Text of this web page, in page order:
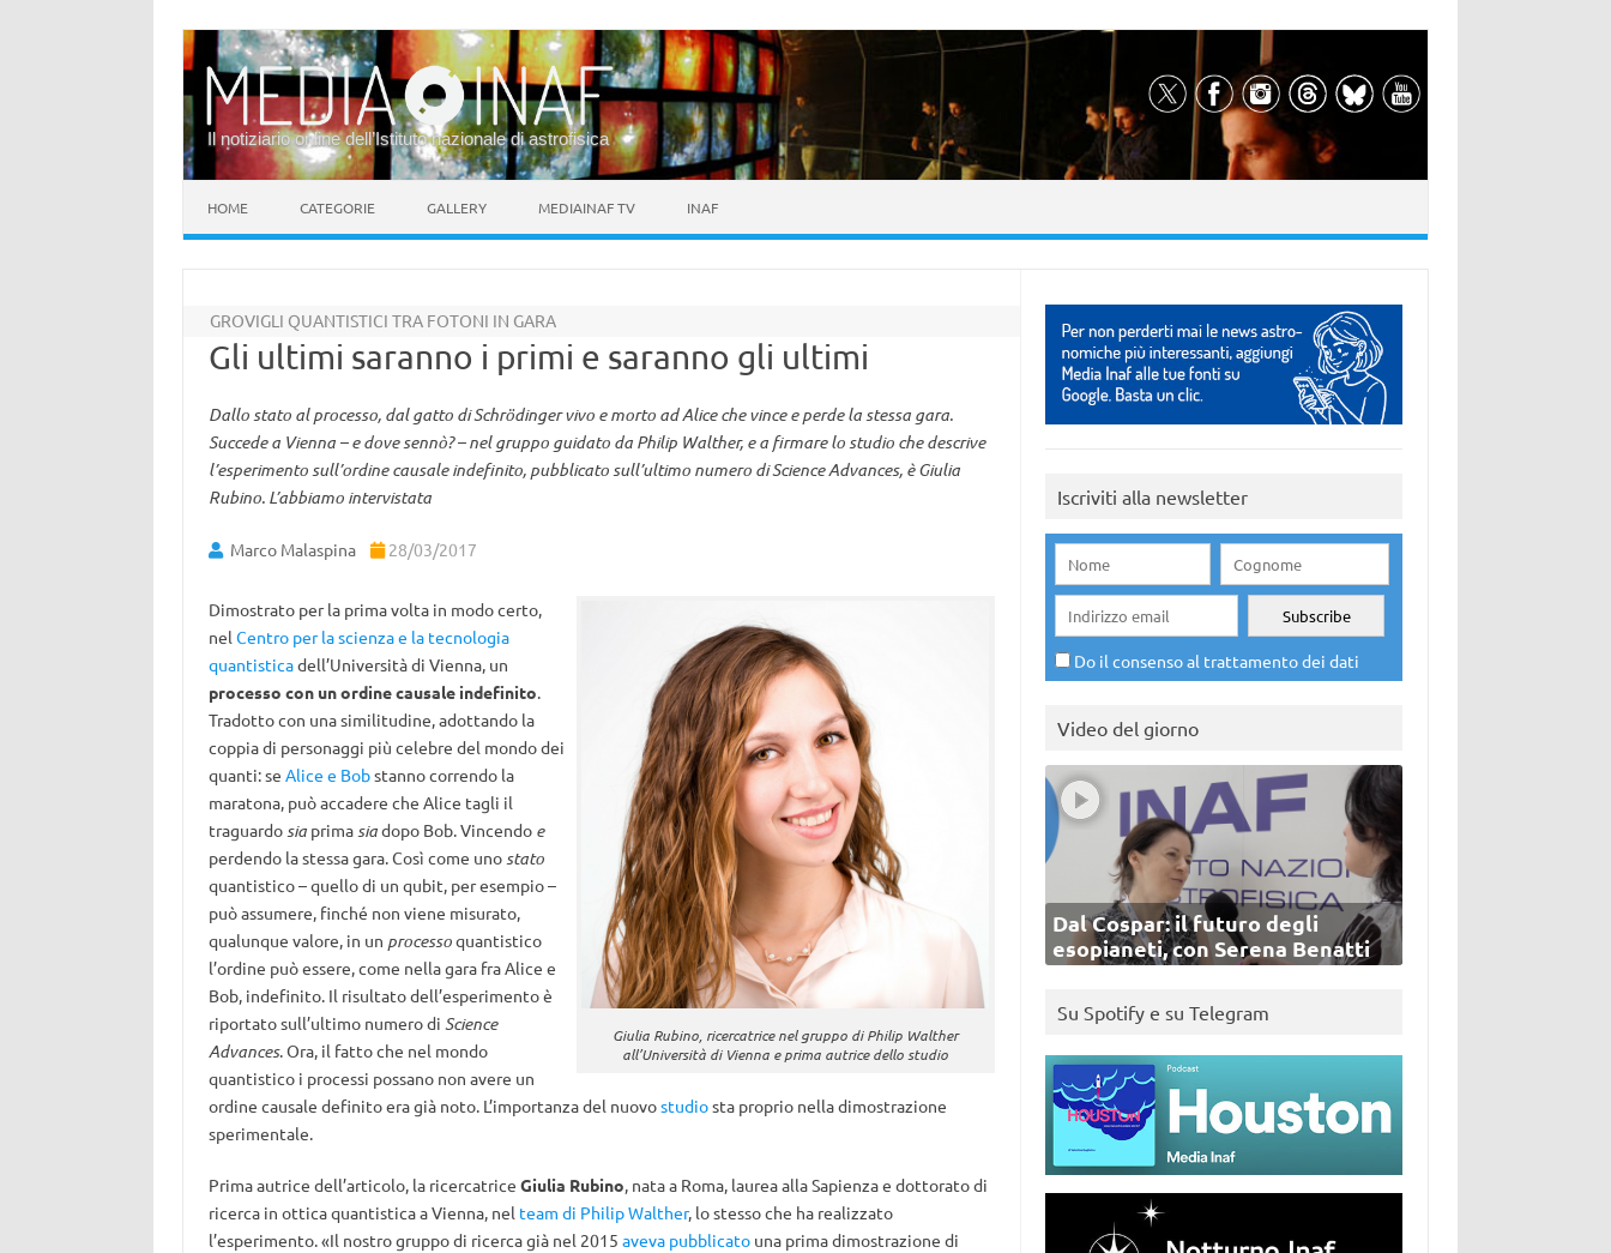
Il notiziario online dell’Istituto nazionale di astrofisica
HOME CATEGORIE GALLERY MEDIAINAF TV INAF
GROVIGLI QUANTISTICI TRA FOTONI IN GARA
Gli ultimi saranno i primi e saranno gli ultimi
Dallo stato al processo, dal gatto di Schrödinger vivo e morto ad Alice che vince e perde la stessa gara.
Succede a Vienna – e dove sennò? – nel gruppo guidato da Philip Walther, e a firmare lo studio che descrive
l’esperimento sull’ordine causale indefinito, pubblicato sull’ultimo numero di Science Advances, è Giulia
Rubino. L’abbiamo intervistata
Marco Malaspina 28/03/2017
Giulia Rubino, ricercatrice nel gruppo di Philip Walther
all’Università di Vienna e prima autrice dello studio
Dimostrato per la prima volta in modo certo,
nel Centro per la scienza e la tecnologia
quantisticadell’Università di Vienna, un
processo con un ordine causale indefinito.
Tradotto con una similitudine, adottando la
coppia di personaggi più celebre del mondo dei
quanti: se Alice e Bobstanno correndo la
maratona, può accadere che Alice tagli il
traguardosiaprimasiadopo Bob. Vincendo e
perdendo la stessa gara. Così come unostato
quantistico – quello di un qubit, per esempio –
può assumere, finché non viene misurato,
qualunque valore, in un processoquantistico
l’ordine può essere, come nella gara fra Alice e
Bob, indefinito. Il risultato dell’esperimento è
riportato sull’ultimo numero di Science
Advances. Ora, il fatto che nel mondo
quantistico i processi possano non avere un
ordine causale definito era già noto. L’importanza del nuovostudiosta proprio nella dimostrazione
sperimentale.
Prima autrice dell’articolo, la ricercatrice Giulia Rubino, nata a Roma, laurea alla Sapienza e dottorato di
ricerca in ottica quantistica a Vienna, nel team di Philip Walther, lo stesso che ha realizzato
l’esperimento. «Il nostro gruppo di ricerca già nel 2015 aveva pubblicatouna prima dimostrazione di
Iscriviti alla newsletter
Do il consenso al trattamento dei dati
Video del giorno
Dal Cospar: il futuro degli
esopianeti, con Serena Benatti
Su Spotify e su Telegram